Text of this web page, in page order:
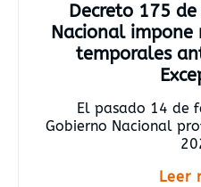
Decreto 175
Nacional impone
temporales
El pasado 14 de
Gobierno Nacional
Leer